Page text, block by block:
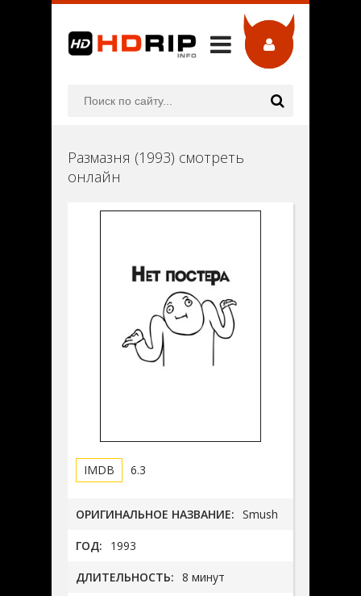
Размазня (1993) смотреть
онлайн
6.3
ОРИГИНАЛЬНОЕ НАЗВАНИЕ: Smush
ГОД: 1993
ДЛИТЕЛЬНОСТЬ: 8 минут